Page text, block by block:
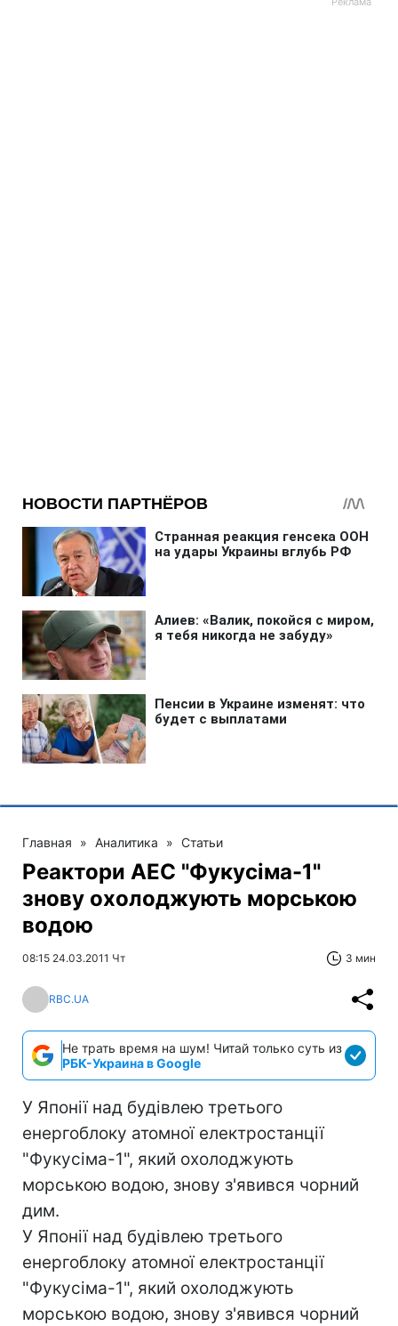
Главная » Аналитика » Статьи
Реактори АЕС "Фукусіма-1"
знову охолоджують морською
водою
08:15 24.03.2011 Чт 3 мин
RBC.UA
Не трать время на шум! Читай только суть из
РБК-Украина в Google
У Японії над будівлею третього
енергоблоку атомної електростанції
"Фукусіма-1", який охолоджують
морською водою, знову з'явився чорний
дим.
У Японії над будівлею третього
енергоблоку атомної електростанції
"Фукусіма-1", який охолоджують
морською водою, знову з'явився чорний